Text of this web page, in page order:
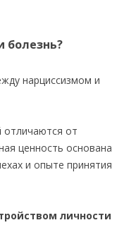
болезнь?
нарциссизмом и
отличаются от
ценность основана
и опыте принятия
личности